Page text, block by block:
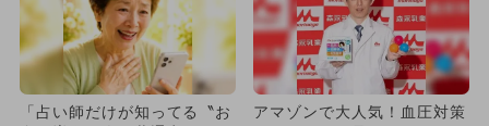
「占い師だけが知ってる〝お
アマゾンで大人気！血圧対策